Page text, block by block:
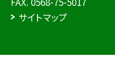
サイトマップ